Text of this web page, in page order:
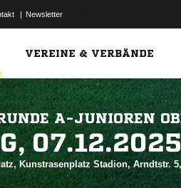
| Newsletter
VEREINE & VERBÄNDE
A-JUNIOREN

Kunstrasenplatz Stadion, Arndtstr.